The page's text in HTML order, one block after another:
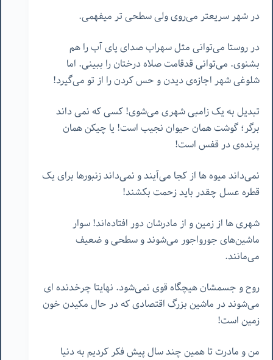
در شهر سریعتر می‌روی ولی سطحی تر میفهمی.
در روستا می‌توانی مثل سهراب صدای پای آب را هم
بشنوی. می‌توانی قدقامت صلاه درختان را ببینی. اما
شلوغی شهر اجازه‌ی دیدن و حس کردن را از تو می‌گیرد!
تبدیل به یک زامبی شهری می‌شوی! کسی که نمی داند
برگر؛ گوشت همان حیوان نجیب است! یا چیکن همان
پرنده‌ی در قفس است!
نمی‌داند میوه ها از کجا می‌آیند و نمی‌داند زنبورها برای یک
قطره عسل چقدر باید زحمت بکشند!
شهری ها از زمین و از مادرشان دور افتاده‌اند! سوار
ماشین‌های جورواجور می‌شوند و سطحی و ضعیف
می‌مانند.
روح و جسمشان هیچگاه قوی نمی‌شود. نهایتا چرخدنده ای
می‌شوند در ماشین بزرگ اقتصادی که در حال مکیدن خون
زمین است!
من و مادرت تا همین چند سال پیش فکر کردیم به دنیا